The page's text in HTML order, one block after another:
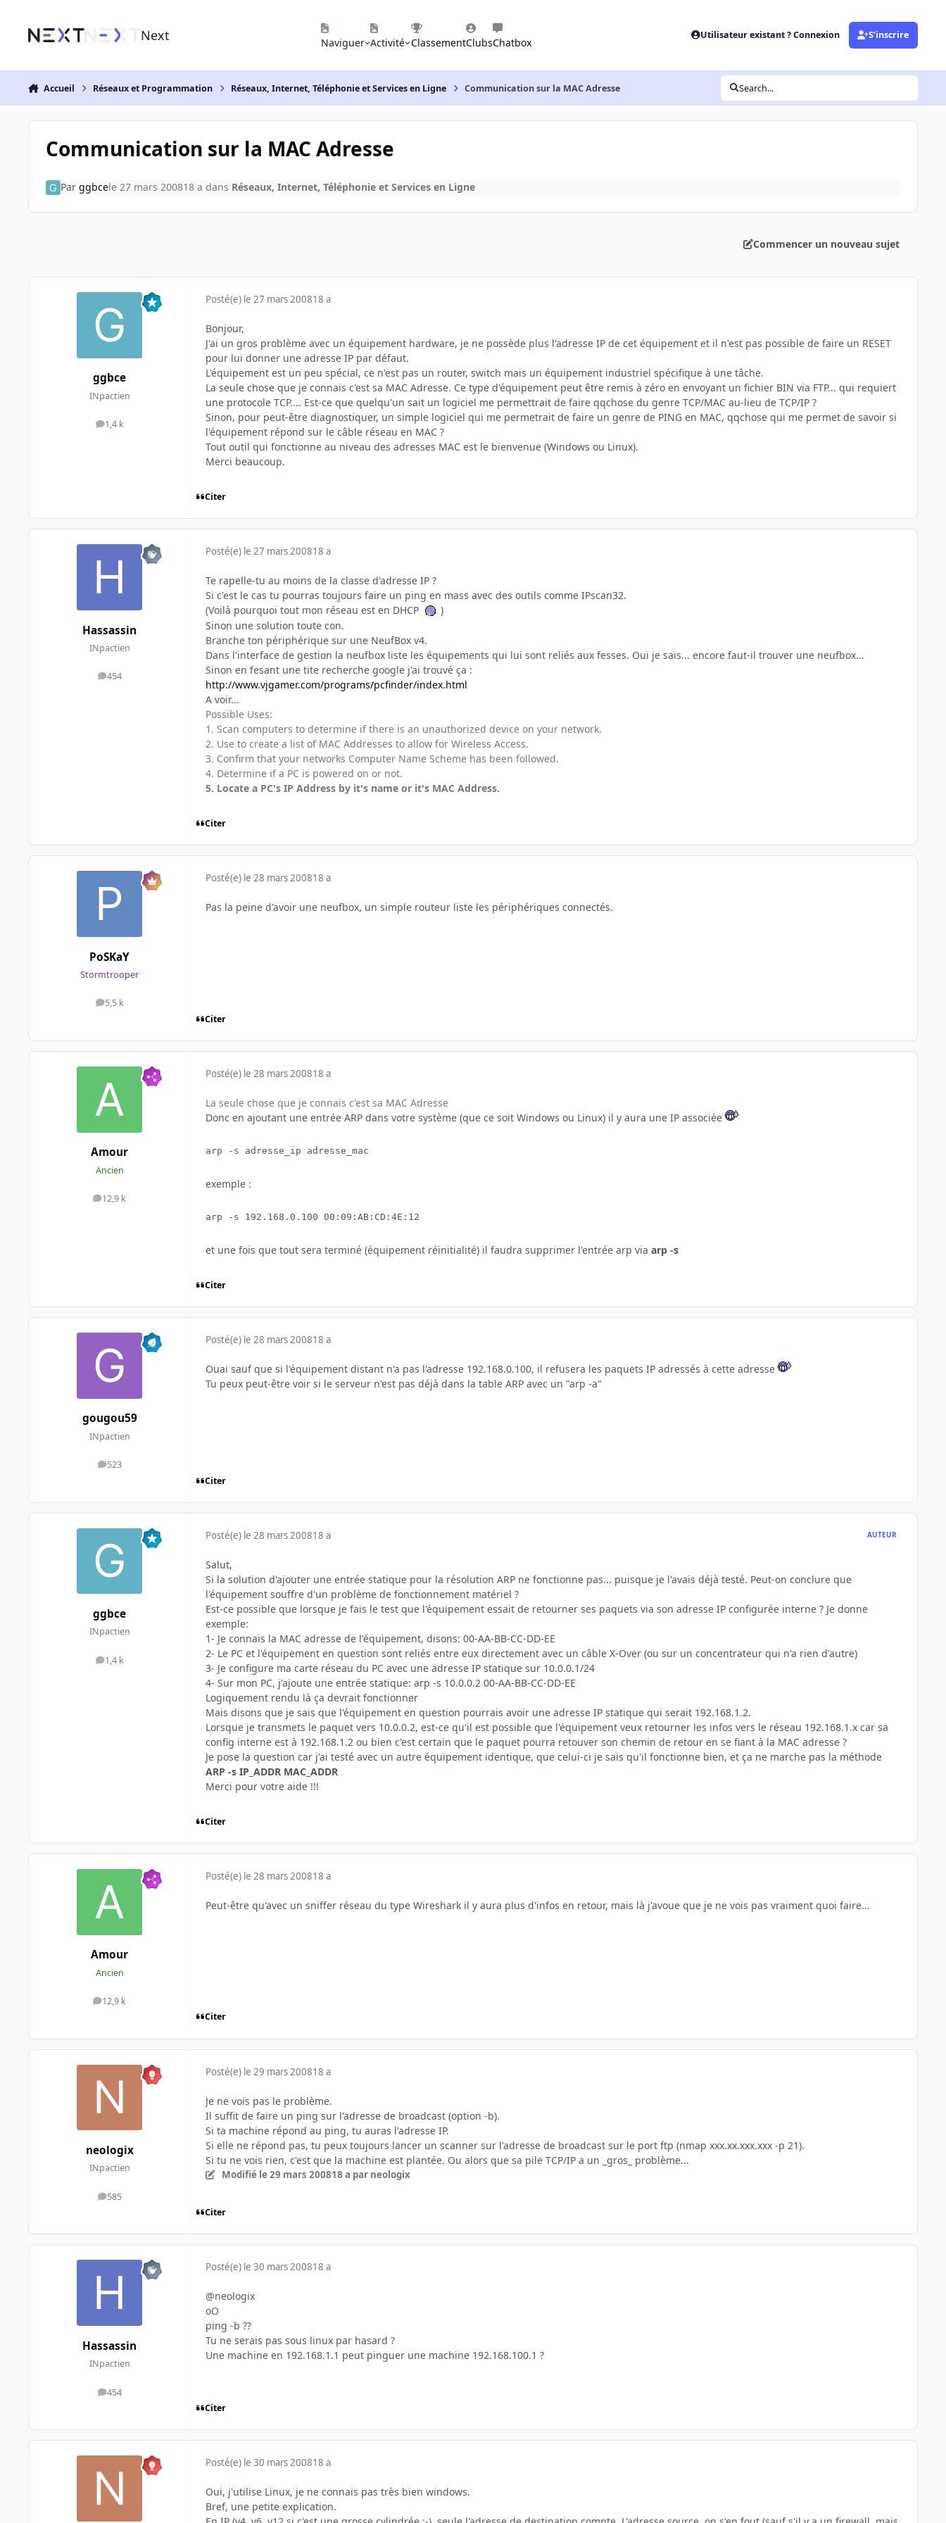
Next Naviguer Activité ClassementClubsChatbox
Utilisateur existant ? Connexion S’inscrire
Accueil Réseaux et Programmation Réseaux, Internet, Téléphonie et Services en Ligne Communication sur la MAC Adresse Search...
Communication sur la MAC Adresse
Par ggbcele 27 mars 200818 a dans Réseaux, Internet, Téléphonie et Services en Ligne
Commencer un nouveau sujet
ggbce
INpactien
1,4 k
messages
Posté(e) le 27 mars 200818 a
Bonjour,
J'ai un gros problème avec un équipement hardware, je ne possède plus l'adresse IP de cet équipement et il n'est pas possible de faire un RESET
pour lui donner une adresse IP par défaut.
L'équipement est un peu spécial, ce n'est pas un router, switch mais un équipement industriel spécifique à une tâche.
La seule chose que je connais c'est sa MAC Adresse. Ce type d'équipement peut être remis à zéro en envoyant un fichier BIN via FTP... qui requiert
une protocole TCP.... Est-ce que quelqu'un sait un logiciel me permettrait de faire qqchose du genre TCP/MAC au-lieu de TCP/IP ?
Sinon, pour peut-être diagnostiquer, un simple logiciel qui me permetrait de faire un genre de PING en MAC, qqchose qui me permet de savoir si
l'équipement répond sur le câble réseau en MAC ?
Tout outil qui fonctionne au niveau des adresses MAC est le bienvenue (Windows ou Linux).
Merci beaucoup.
Citer
Hassassin
INpactien
454
messages
Posté(e) le 27 mars 200818 a
Te rapelle-tu au moins de la classe d'adresse IP ?
Si c'est le cas tu pourras toujours faire un ping en mass avec des outils comme IPscan32.
(Voilà pourquoi tout mon réseau est en DHCP
)
Sinon une solution toute con.
Branche ton périphérique sur une NeufBox v4.
Dans l'interface de gestion la neufbox liste les équipements qui lui sont reliés aux fesses. Oui je sais... encore faut-il trouver une neufbox...
Sinon en fesant une tite recherche google j'ai trouvé ça :
http://www.vjgamer.com/programs/pcfinder/index.html
A voir...
Possible Uses:
1. Scan computers to determine if there is an unauthorized device on your network.
2. Use to create a list of MAC Addresses to allow for Wireless Access.
3. Confirm that your networks Computer Name Scheme has been followed.
4. Determine if a PC is powered on or not.
5. Locate a PC's IP Address by it's name or it's MAC Address.
Citer
PoSKaY
Stormtrooper
5,5 k
messages
Posté(e) le 28 mars 200818 a
Pas la peine d'avoir une neufbox, un simple routeur liste les périphériques connectés.
Citer
Amour
Ancien
12,9 k
messages
Posté(e) le 28 mars 200818 a
La seule chose que je connais c'est sa MAC Adresse
Donc en ajoutant une entrée ARP dans votre système (que ce soit Windows ou Linux) il y aura une IP associée
arp -s adresse_ip adresse_mac
exemple :
arp -s 192.168.0.100 00:09:AB:CD:4E:12
et une fois que tout sera terminé (équipement réinitialité) il faudra supprimer l'entrée arp via arp -s
Citer
gougou59
INpactien
523
messages
Posté(e) le 28 mars 200818 a
Ouai sauf que si l'équipement distant n'a pas l'adresse 192.168.0.100, il refusera les paquets IP adressés à cette adresse
Tu peux peut-être voir si le serveur n'est pas déjà dans la table ARP avec un "arp -a"
Citer
ggbce
INpactien
1,4 k
messages
Posté(e) le 28 mars 200818 a AUTEUR
Salut,
Si la solution d'ajouter une entrée statique pour la résolution ARP ne fonctionne pas... puisque je l'avais déjà testé. Peut-on conclure que
l'équipement souffre d'un problème de fonctionnement matériel ?
Est-ce possible que lorsque je fais le test que l'équipement essait de retourner ses paquets via son adresse IP configurée interne ? Je donne
exemple:
1- Je connais la MAC adresse de l'équipement, disons: 00-AA-BB-CC-DD-EE
2- Le PC et l'équipement en question sont reliés entre eux directement avec un câble X-Over (ou sur un concentrateur qui n'a rien d'autre)
3- Je configure ma carte réseau du PC avec une adresse IP statique sur 10.0.0.1/24
4- Sur mon PC, j'ajoute une entrée statique: arp -s 10.0.0.2 00-AA-BB-CC-DD-EE
Logiquement rendu là ça devrait fonctionner
Mais disons que je sais que l'équipement en question pourrais avoir une adresse IP statique qui serait 192.168.1.2.
Lorsque je transmets le paquet vers 10.0.0.2, est-ce qu'il est possible que l'équipement veux retourner les infos vers le réseau 192.168.1.x car sa
config interne est à 192.168.1.2 ou bien c'est certain que le paquet pourra retouver son chemin de retour en se fiant à la MAC adresse ?
Je pose la question car j'ai testé avec un autre équipement identique, que celui-ci je sais qu'il fonctionne bien, et ça ne marche pas la méthode
ARP -s IP_ADDR MAC_ADDR
Merci pour votre aide !!!
Citer
Amour
Ancien
12,9 k
messages
Posté(e) le 28 mars 200818 a
Peut-être qu'avec un sniffer réseau du type Wireshark il y aura plus d'infos en retour, mais là j'avoue que je ne vois pas vraiment quoi faire...
Citer
neologix
INpactien
585
messages
Posté(e) le 29 mars 200818 a
Je ne vois pas le problème.
Il suffit de faire un ping sur l'adresse de broadcast (option -b).
Si ta machine répond au ping, tu auras l'adresse IP.
Si elle ne répond pas, tu peux toujours lancer un scanner sur l'adresse de broadcast sur le port ftp (nmap xxx.xx.xxx.xxx -p 21).
Si tu ne vois rien, c'est que la machine est plantée. Ou alors que sa pile TCP/IP a un _gros_ problème...
Modifié le 29 mars 200818 a par neologix
Citer
Hassassin
INpactien
454
messages
Posté(e) le 30 mars 200818 a
@neologix
oO
ping -b ??
Tu ne serais pas sous linux par hasard ?
Une machine en 192.168.1.1 peut pinguer une machine 192.168.100.1 ?
Citer
Posté(e) le 30 mars 200818 a
Oui, j'utilise Linux, je ne connais pas très bien windows.
Bref, une petite explication.